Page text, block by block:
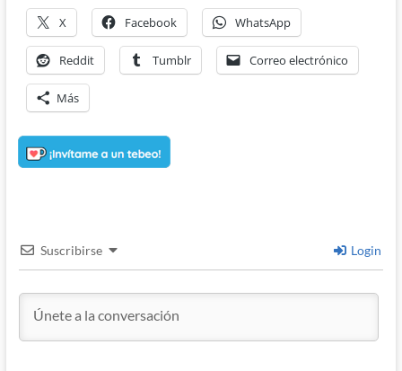
X Facebook WhatsApp
Reddit Tumblr Correo electrónico
Más
Suscribirse Login